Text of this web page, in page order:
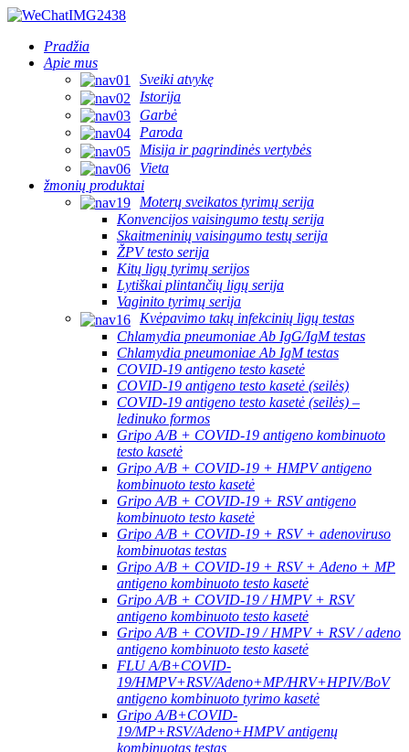
Pradžia
Apie mus
Sveiki atvykę
Istorija
Garbė
Paroda
Misija ir pagrindinės vertybės
Vieta
žmonių produktai
Moterų sveikatos tyrimų serija
Konvencijos vaisingumo testų serija
Skaitmeninių vaisingumo testų serija
ŽPV testo serija
Kitų ligų tyrimų serijos
Lytiškai plintančių ligų serija
Vaginito tyrimų serija
Kvėpavimo takų infekcinių ligų testas
Chlamydia pneumoniae Ab IgG/IgM testas
Chlamydia pneumoniae Ab IgM testas
COVID-19 antigeno testo kasetė
COVID-19 antigeno testo kasetė (seilės)
COVID-19 antigeno testo kasetė (seilės) –
ledinuko formos
Gripo A/B + COVID-19 antigeno kombinuoto
testo kasetė
Gripo A/B + COVID-19 + HMPV antigeno
kombinuoto testo kasetė
Gripo A/B + COVID-19 + RSV antigeno
kombinuoto testo kasetė
Gripo A/B + COVID-19 + RSV + adenoviruso
kombinuotas testas
Gripo A/B + COVID-19 + RSV + Adeno + MP
antigeno kombinuoto testo kasetė
Gripo A/B + COVID-19 / HMPV + RSV
antigeno kombinuoto testo kasetė
Gripo A/B + COVID-19 / HMPV + RSV / adeno
antigeno kombinuoto testo kasetė
FLU A/B+COVID-
19/HMPV+RSV/Adeno+MP/HRV+HPIV/BoV
antigeno kombinuoto tyrimo kasetė
Gripo A/B+COVID-
19/MP+RSV/Adeno+HMPV antigenų
kombinuotas testas